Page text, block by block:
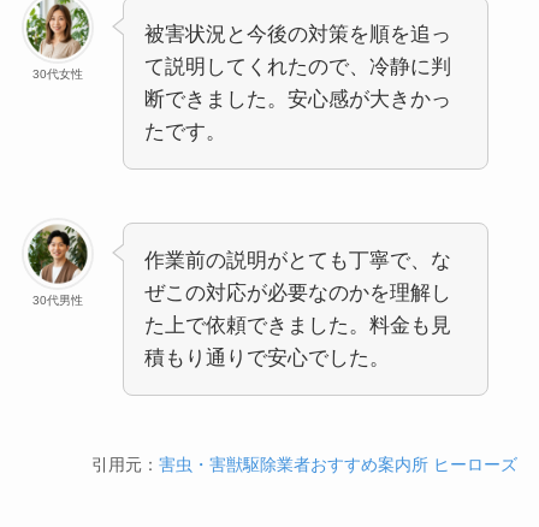
30代女性
被害状況と今後の対策を順を追っ
て説明してくれたので、冷静に判
断できました。安心感が大きかっ
たです。
30代男性
作業前の説明がとても丁寧で、な
ぜこの対応が必要なのかを理解し
た上で依頼できました。料金も見
積もり通りで安心でした。
引用元：害虫・害獣駆除業者おすすめ案内所 ヒーローズ